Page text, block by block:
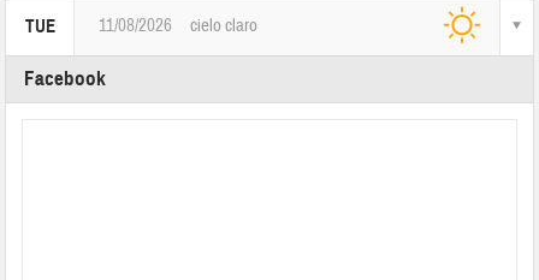
TUE 11/08/2026 cielo claro
Facebook